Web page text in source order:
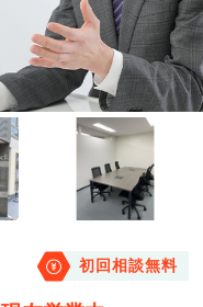
初回相談無料